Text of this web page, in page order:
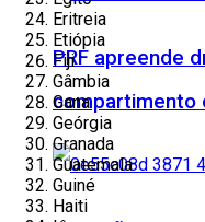
PRF apreende
compartimento
Eritreia
Etiópia
Fiji
Gâmbia
Gana
Geórgia
Granada
Guatemala
Guiné
Haiti